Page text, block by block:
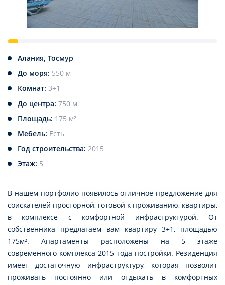
Алания, Тосмур
До моря: 550 м
Комнат: 3+1
До центра: 750 м
Площадь: 175 м²
Мебель: Есть
Год строительства: 2015
Этаж: 5
В нашем портфолио появилось отличное предложение для
соискателей просторной, готовой к проживанию, квартиры,
в комплексе с комфортной инфраструктурой. От
собственника предлагаем вам квартиру 3+1, площадью
175м². Апартаменты расположены на 5 этаже
современного комплекса 2015 года постройки. Резиденция
имеет достаточную инфраструктуру, которая позволит
проживать постоянно или отдыхать в комфортных